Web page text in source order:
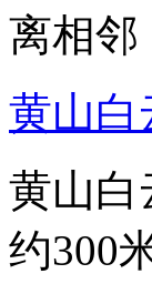
离相邻
黄山白
黄山白
约300